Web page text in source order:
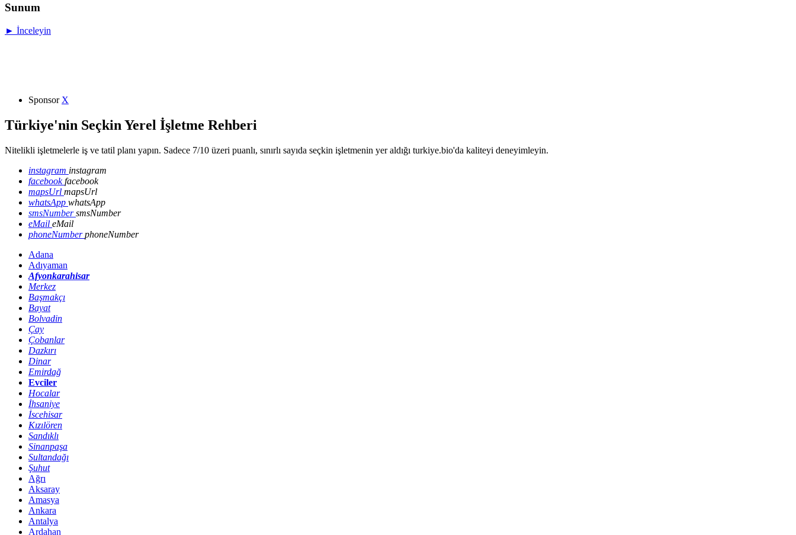
Sunum
► İnceleyin
Sponsor X
Türkiye'nin Seçkin Yerel İşletme Rehberi
Nitelikli işletmelerle iş ve tatil planı yapın. Sadece 7/10 üzeri puanlı, sınırlı sayıda seçkin işletmenin yer aldığı turkiye.bio'da kaliteyi deneyimleyin.
instagram instagram
facebookfacebook
mapsUrl mapsUrl
whatsApp whatsApp
smsNumbersmsNumber
eMail eMail
phoneNumberphoneNumber
Adana
Adıyaman
Afyonkarahisar
Merkez
Başmakçı
Bayat
Bolvadin
Çay
Çobanlar
Dazkırı
Dinar
Emirdağ
Evciler
Hocalar
İhsaniye
İscehisar
Kızılören
Sandıklı
Sinanpaşa
Sultandağı
Şuhut
Ağrı
Aksaray
Amasya
Ankara
Antalya
Ardahan